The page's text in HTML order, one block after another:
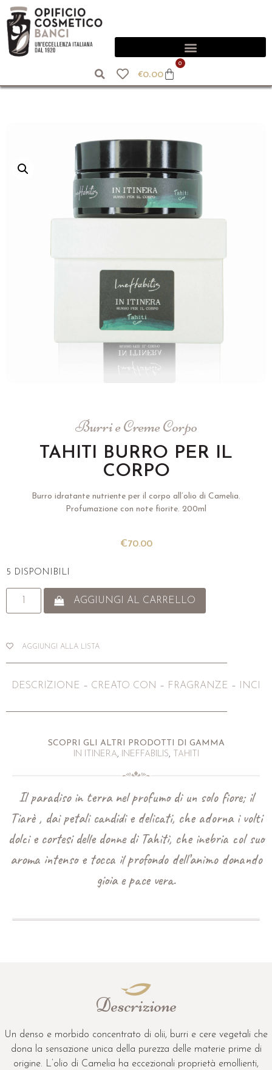
€0.00
0
Burri e Creme Corpo
TAHITI BURRO PER IL
CORPO
Burro idratante nutriente per il corpo all’olio di Camelia.
Profumazione con note fiorite. 200ml
€70.00
5 DISPONIBILI
AGGIUNGI AL CARRELLO
AGGIUNGI ALLA LISTA
DESCRIZIONE – CREATO CON – FRAGRANZE – INCI
SCOPRI GLI ALTRI PRODOTTI DI GAMMA
IN ITINERA, INEFFABILIS, TAHITI
Il paradiso in terra nel profumo di un solo fiore; il
Tiarè , dai petali candidi e delicati, che adorna i volti
dolci e cortesi delle donne di Tahiti, che inebria col suo
aroma intenso e tocca il profondo dell’animo donando
gioia e pace vera.
Descrizione
Un denso e morbido concentrato di olii, burri e cere vegetali che
dona la sensazione unica della purezza delle materie prime di
origine. L’olio di Camelia ha eccezionali proprietà emollienti,